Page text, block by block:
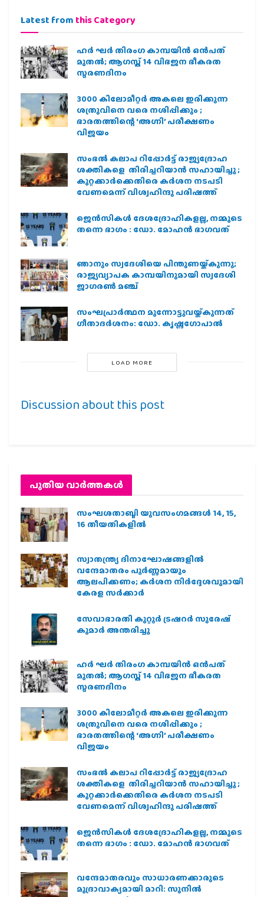
Latest from this Category
ഹര്‍ ഘര്‍ തിരംഗ കാമ്പയിന്‍ ഒന്‍പത്
മുതല്‍; ആഗസ്ത് 14 വിഭജന ഭീകരത
സ്മരണദിനം
3000 കിലോമീറ്റർ അകലെ ഇരിക്കുന്ന
ശത്രുവിനെ വരെ നശിപ്പിക്കും ;
ഭാരതത്തിന്റെ ‘അഗ്നി’ പരീക്ഷണം
വിജയം
സംഭൽ കലാപ റിപ്പോർട്ട് രാജ്യദ്രോഹ
ശക്തികളെ തിരിച്ചറിയാൻ സഹായിച്ചു ;
കുറ്റക്കാർക്കെതിരെ കർശന നടപടി
വേണമെന്ന് വിശ്വഹിന്ദു പരിഷത്ത്
ജെന്‍സികള്‍ ദേശദ്രോഹികളല്ല, നമ്മുടെ
തന്നെ ഭാഗം : ഡോ. മോഹന്‍ ഭാഗവത്
ഞാനും സ്വദേശിയെ പിന്തുണയ്ക്കുന്നു;
രാജ്യവ്യാപക കാമ്പയിനുമായി സ്വദേശി
ജാഗരണ്‍ മഞ്ച്
സംഘപ്രാര്‍ത്ഥന മുന്നോട്ടുവയ്ക്കുന്നത്
ഗീതാദര്‍ശനം: ഡോ. കൃഷ്ണഗോപാല്‍
LOAD MORE
Discussion about this post
പുതിയ വാര്‍ത്തകള്‍
സംഘശതാബ്ദി യുവസംഗമങ്ങള്‍ 14, 15,
16 തീയതികളില്‍
സ്വാതന്ത്ര്യ ദിനാഘോഷങ്ങളിൽ
വന്ദേമാതരം പൂർണ്ണമായും
ആലപിക്കണം; കർശന നിർദ്ദേശവുമായി
കേരള സർക്കാർ
സേവാഭാരതി കുറ്റൂർ ട്രഷറർ സുരേഷ്
കുമാർ അന്തരിച്ചു
ഹര്‍ ഘര്‍ തിരംഗ കാമ്പയിന്‍ ഒന്‍പത്
മുതല്‍; ആഗസ്ത് 14 വിഭജന ഭീകരത
സ്മരണദിനം
3000 കിലോമീറ്റർ അകലെ ഇരിക്കുന്ന
ശത്രുവിനെ വരെ നശിപ്പിക്കും ;
ഭാരതത്തിന്റെ ‘അഗ്നി’ പരീക്ഷണം
വിജയം
സംഭൽ കലാപ റിപ്പോർട്ട് രാജ്യദ്രോഹ
ശക്തികളെ തിരിച്ചറിയാൻ സഹായിച്ചു ;
കുറ്റക്കാർക്കെതിരെ കർശന നടപടി
വേണമെന്ന് വിശ്വഹിന്ദു പരിഷത്ത്
ജെന്‍സികള്‍ ദേശദ്രോഹികളല്ല, നമ്മുടെ
തന്നെ ഭാഗം : ഡോ. മോഹന്‍ ഭാഗവത്
വന്ദേമാതരവും സാധാരണക്കാരുടെ
മുദ്രാവാക്യമായി മാറി: സുനിൽ